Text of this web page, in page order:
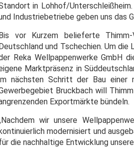
in Lohhof/
Industriebetriebe geben uns das
vor Kurzem belieferte Thimm-
und Tschechien. Um die
Reka Wellpappenwerke GmbH
Marktpräsenz in
nächsten Schritt der Bau einer
Bruckbach will
Exportmärkte bündeln.
wir unsere
modernisiert und
die nachhaltige Entwicklung